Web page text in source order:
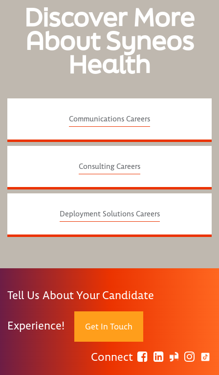
Discover More
About Syneos
Health
Communications Careers
Consulting Careers
Deployment Solutions Careers
Tell Us About Your Candidate
Experience! Get In Touch
Connect